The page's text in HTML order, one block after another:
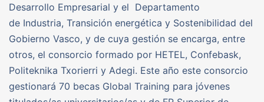
Desarrollo Empresarial y el Departamento
de Industria, Transición energética y Sostenibilidad del
Gobierno Vasco, y de cuya gestión se encarga, entre
otros, el consorcio formado por HETEL, Confebask,
Politeknika Txorierri y Adegi. Este año este consorcio
gestionará 70 becas Global Training para jóvenes